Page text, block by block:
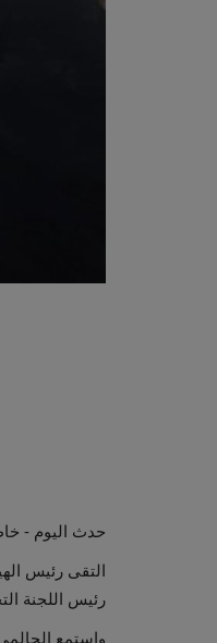
حدث اليوم -
التقى رئيس
رئيس اللجنة
واستمع